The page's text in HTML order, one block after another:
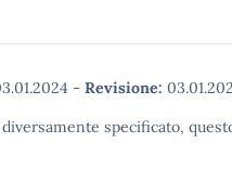
- Revisione:
specificato,